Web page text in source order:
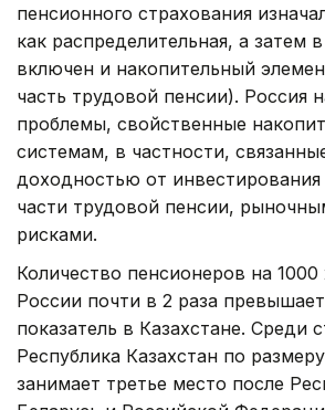
пенсионного страхования
как распределительная, а затем
включен и накопительный
часть трудовой пенсии). Россия
проблемы, свойственные
системам, в частности,
доходностью от
части трудовой пенсии,
рисками.
Количество пенсионеров на
России почти в 2 раза
показатель в Казахстане. Среди
Республика Казахстан по
занимает третье место после